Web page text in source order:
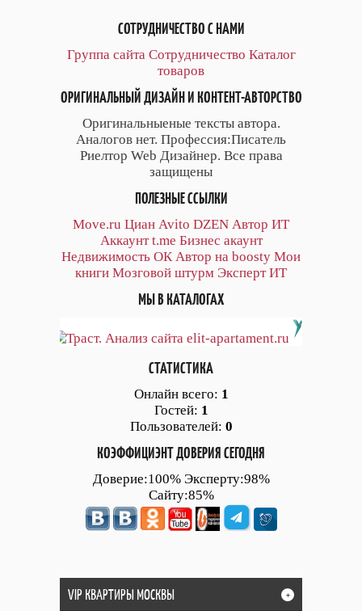
СОТРУДНИЧЕСТВО С НАМИ
Группа сайта Сотрудничество Каталог
товаров
ОРИГИНАЛЬНЫЙ ДИЗАЙН И КОНТЕНТ-АВТОРСТВО
Оригинальныеные тексты автора.
Аналогов нет. Профессия:Писатель
Риелтор Web Дизайнер. Все права
защищены
ПОЛЕЗНЫЕ ССЫЛКИ
Move.ru Циан Avito DZEN Автор ИТ
Аккаунт t.me Бизнес акаунт
Недвижимость ОК Автор на boosty Мои
книги Мозговой штурм Эксперт ИТ
МЫ В КАТАЛОГАХ
СТАТИСТИКА
Онлайн всего: 1
Гостей: 1
Пользователей: 0
КОЭФФИЦИЭНТ ДОВЕРИЯ СЕГОДНЯ
Доверие:100% Эксперту:98%
Сайту:85%
VIP КВАРТИРЫ МОСКВЫ +